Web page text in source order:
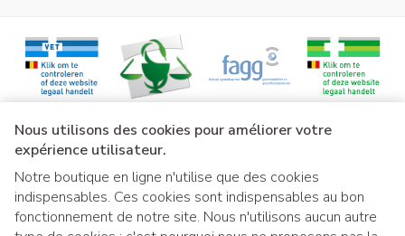
Nous utilisons des cookies pour améliorer votre
expérience utilisateur.
Notre boutique en ligne n'utilise que des cookies
indispensables. Ces cookies sont indispensables au bon
fonctionnement de notre site. Nous n'utilisons aucun autre
Longueur 216 mm
Profondeur 30 mm
Préservation
Température ambiante (15°C -
25°C)
Liens légaux